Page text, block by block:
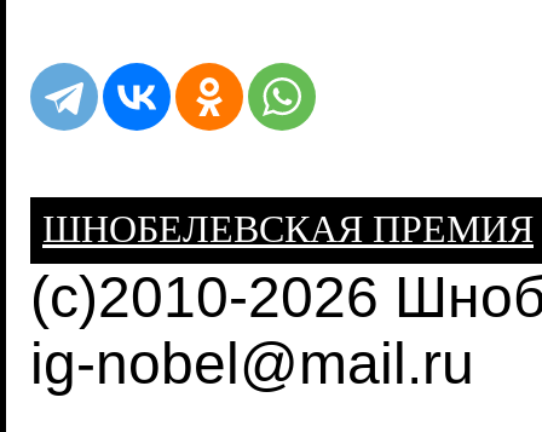
ШНОБЕЛЕВСКАЯ ПРЕМИЯ
(c)2010-2026
ig-nobel@mail.ru